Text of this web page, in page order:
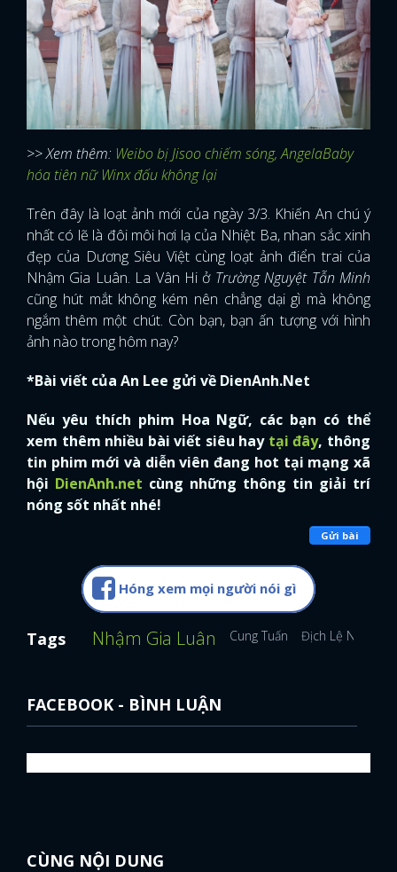
>> Xem thêm: Weibo bị Jisoo chiếm sóng, AngelaBaby
hóa tiên nữ Winx đấu không lại
Trên đây là loạt ảnh mới của ngày 3/3. Khiến An chú ý
nhất có lẽ là đôi môi hơi lạ của Nhiệt Ba, nhan sắc xinh
đẹp của Dương Siêu Việt cùng loạt ảnh điển trai của
Nhậm Gia Luân. La Vân Hi ở Trường Nguyệt Tẫn Minh
cũng hút mắt không kém nên chẳng dại gì mà không
ngắm thêm một chút. Còn bạn, bạn ấn tượng với hình
ảnh nào trong hôm nay?
*Bài viết của An Lee gửi về DienAnh.Net
Nếu yêu thích phim Hoa Ngữ, các bạn có thể
xem thêm nhiều bài viết siêu hay tại đây, thông
tin phim mới và diễn viên đang hot tại mạng xã
hội DienAnh.net cùng những thông tin giải trí
nóng sốt nhất nhé!
Gửi bài
Hóng xem mọi người nói gì
Tags Nhậm Gia Luân Cung Tuấn Địch Lệ Nhiệt Ba
FACEBOOK - BÌNH LUẬN
CÙNG NỘI DUNG